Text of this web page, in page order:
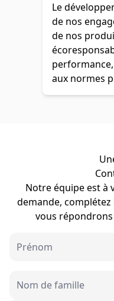
Le
de nos
de nos
aux normes
Notre équipe est à
demande,
vous